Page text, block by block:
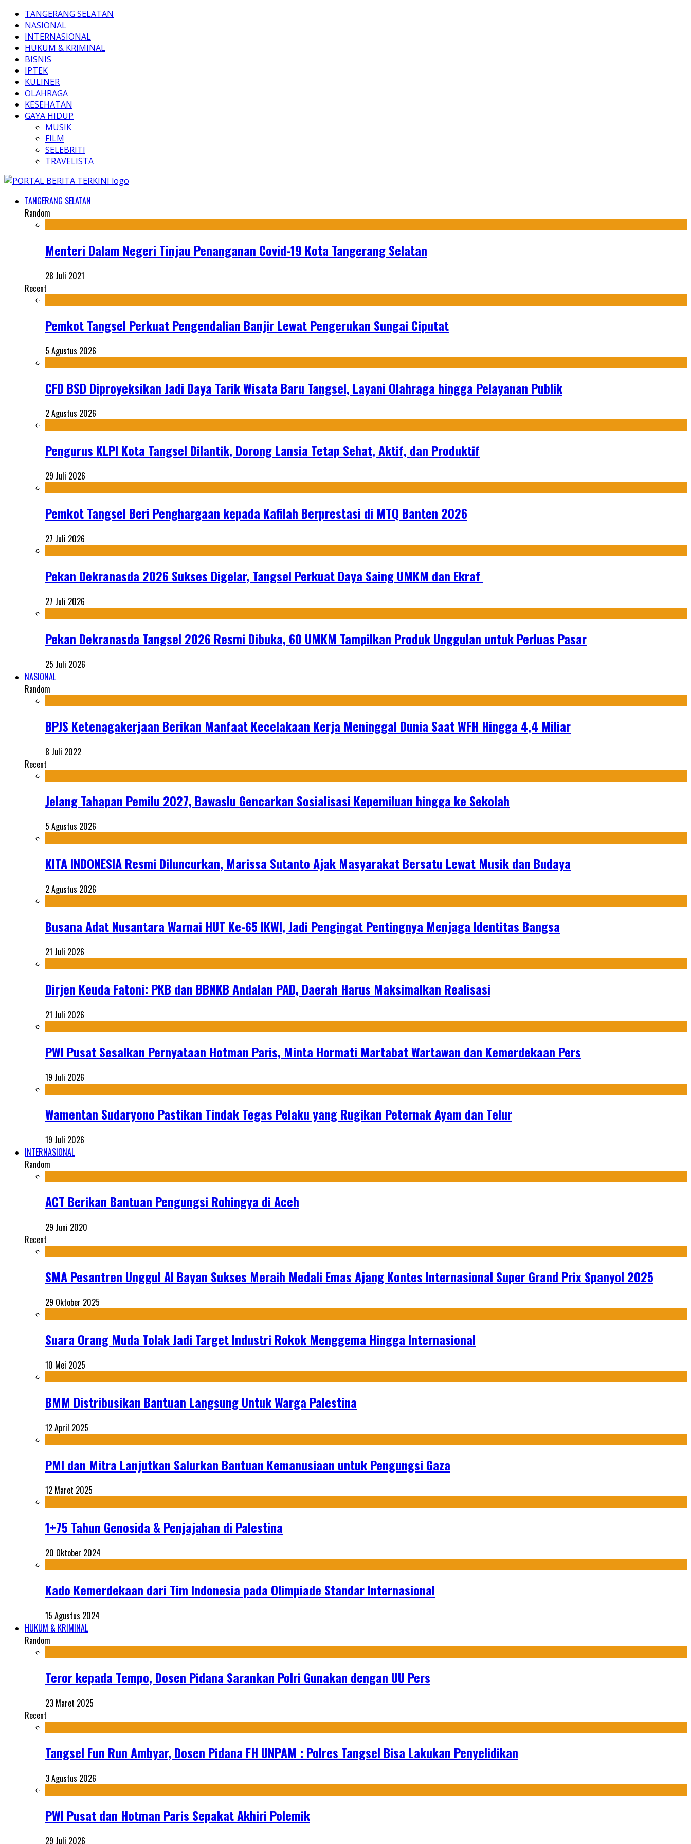
TANGERANG SELATAN
NASIONAL
INTERNASIONAL
HUKUM & KRIMINAL
BISNIS
IPTEK
KULINER
OLAHRAGA
KESEHATAN
GAYA HIDUP
MUSIK
FILM
SELEBRITI
TRAVELISTA
TANGERANG SELATAN
Random
Menteri Dalam Negeri Tinjau Penanganan Covid-19 Kota Tangerang Selatan
28 Juli 2021
Recent
Pemkot Tangsel Perkuat Pengendalian Banjir Lewat Pengerukan Sungai Ciputat
5 Agustus 2026
CFD BSD Diproyeksikan Jadi Daya Tarik Wisata Baru Tangsel, Layani Olahraga hingga Pelayanan Publik
2 Agustus 2026
Pengurus KLPI Kota Tangsel Dilantik, Dorong Lansia Tetap Sehat, Aktif, dan Produktif
29 Juli 2026
Pemkot Tangsel Beri Penghargaan kepada Kafilah Berprestasi di MTQ Banten 2026
27 Juli 2026
Pekan Dekranasda 2026 Sukses Digelar, Tangsel Perkuat Daya Saing UMKM dan Ekraf
27 Juli 2026
Pekan Dekranasda Tangsel 2026 Resmi Dibuka, 60 UMKM Tampilkan Produk Unggulan untuk Perluas Pasar
25 Juli 2026
NASIONAL
Random
BPJS Ketenagakerjaan Berikan Manfaat Kecelakaan Kerja Meninggal Dunia Saat WFH Hingga 4,4 Miliar
8 Juli 2022
Recent
Jelang Tahapan Pemilu 2027, Bawaslu Gencarkan Sosialisasi Kepemiluan hingga ke Sekolah
5 Agustus 2026
KITA INDONESIA Resmi Diluncurkan, Marissa Sutanto Ajak Masyarakat Bersatu Lewat Musik dan Budaya
2 Agustus 2026
Busana Adat Nusantara Warnai HUT Ke-65 IKWI, Jadi Pengingat Pentingnya Menjaga Identitas Bangsa
21 Juli 2026
Dirjen Keuda Fatoni: PKB dan BBNKB Andalan PAD, Daerah Harus Maksimalkan Realisasi
21 Juli 2026
PWI Pusat Sesalkan Pernyataan Hotman Paris, Minta Hormati Martabat Wartawan dan Kemerdekaan Pers
19 Juli 2026
Wamentan Sudaryono Pastikan Tindak Tegas Pelaku yang Rugikan Peternak Ayam dan Telur
19 Juli 2026
INTERNASIONAL
Random
ACT Berikan Bantuan Pengungsi Rohingya di Aceh
29 Juni 2020
Recent
SMA Pesantren Unggul Al Bayan Sukses Meraih Medali Emas Ajang Kontes Internasional Super Grand Prix Spanyol 2025
29 Oktober 2025
Suara Orang Muda Tolak Jadi Target Industri Rokok Menggema Hingga Internasional
10 Mei 2025
BMM Distribusikan Bantuan Langsung Untuk Warga Palestina
12 April 2025
PMI dan Mitra Lanjutkan Salurkan Bantuan Kemanusiaan untuk Pengungsi Gaza
12 Maret 2025
1+75 Tahun Genosida & Penjajahan di Palestina
20 Oktober 2024
Kado Kemerdekaan dari Tim Indonesia pada Olimpiade Standar Internasional
15 Agustus 2024
HUKUM & KRIMINAL
Random
Teror kepada Tempo, Dosen Pidana Sarankan Polri Gunakan dengan UU Pers
23 Maret 2025
Recent
Tangsel Fun Run Ambyar, Dosen Pidana FH UNPAM : Polres Tangsel Bisa Lakukan Penyelidikan
3 Agustus 2026
PWI Pusat dan Hotman Paris Sepakat Akhiri Polemik
29 Juli 2026